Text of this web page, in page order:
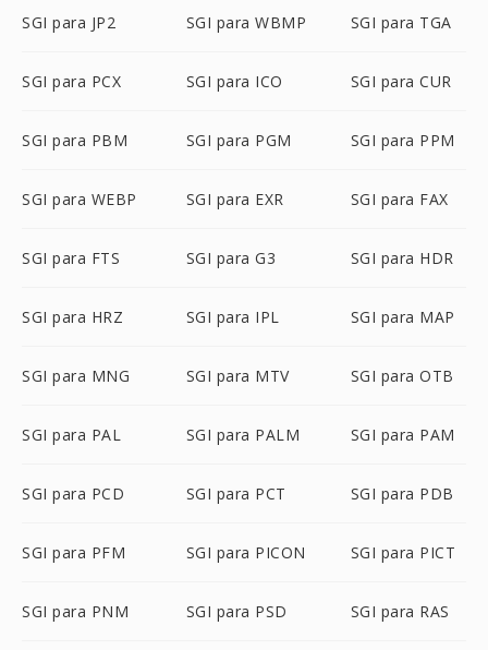
SGI para JP2 SGI para WBMP SGI para TGA
SGI para PCX SGI para ICO SGI para CUR
SGI para PBM SGI para PGM SGI para PPM
SGI para WEBP SGI para EXR SGI para FAX
SGI para FTS SGI para G3 SGI para HDR
SGI para HRZ SGI para IPL SGI para MAP
SGI para MNG SGI para MTV SGI para OTB
SGI para PAL SGI para PALM SGI para PAM
SGI para PCD SGI para PCT SGI para PDB
SGI para PFM SGI para PICON SGI para PICT
SGI para PNM SGI para PSD SGI para RAS